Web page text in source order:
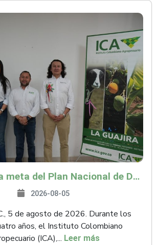
ICA superó la meta del Plan Nacional de Desarrollo y abrió 61 mercados internacionales
2026-08-05
5 de agosto de 2026. Durante los
años, el Instituto Colombiano
(ICA),... Leer más